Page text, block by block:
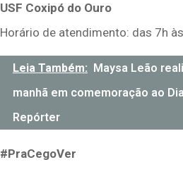
USF Coxipó do Ouro
Horário de atendimento: das 7h
Leia Também: Maysa Leão
manhã em comemoração ao
Repórter
#PraCegoVer